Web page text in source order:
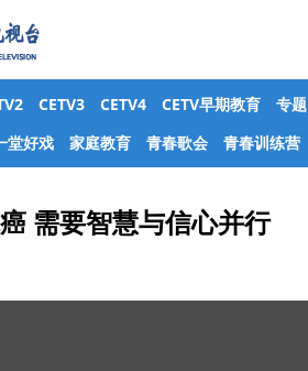
CETV3 CETV4 CETV早期教育 专题
堂好戏 家庭教育 青春歌会 青春训练营
需要智慧与信心并行